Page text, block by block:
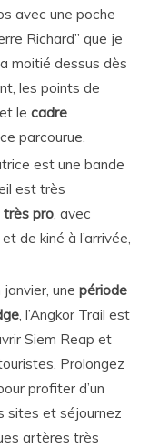
avec une poche
Richard” que je
moitié dessus dès
les points de
le cadre
parcourue.
est une bande
est très
très pro, avec
de kiné à l’arrivée,
une période
, l’Angkor Trail est
Siem Reap et
Prolongez
profiter d’un
sites et séjournez
artères très